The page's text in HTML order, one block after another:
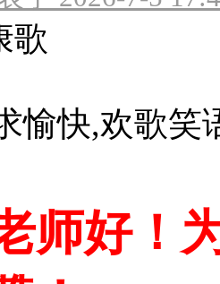
歌
愉快,欢歌笑
师好！